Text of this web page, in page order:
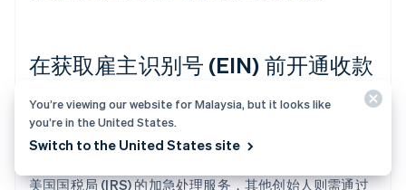
在获取雇主识别号 (EIN) 前开通收款
和银行服务
完成公司注册后，Atlas 会为您申请雇主识别号 (EIN)。持
美国国税局 (IRS) 的加急处理服务，其他创始人则需通过
You’re viewing our website for Malaysia, but it looks like
you’re in the United States.
Switch to the United States site